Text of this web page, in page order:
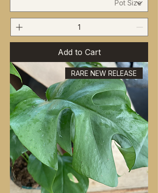
Add to Cart
RARE NEW RELEASE